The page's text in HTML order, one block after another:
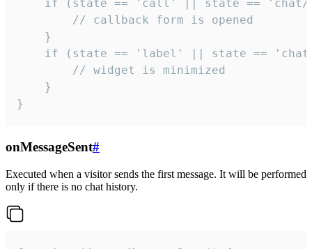
if (state == 'call' || state ==
        // callback form is opened
    }
if (state == 'label' || state ==
        // widget is minimized
    }
}
onMessageSent#
Executed when a visitor sends the first message. It will be performed
only if there is no chat history.